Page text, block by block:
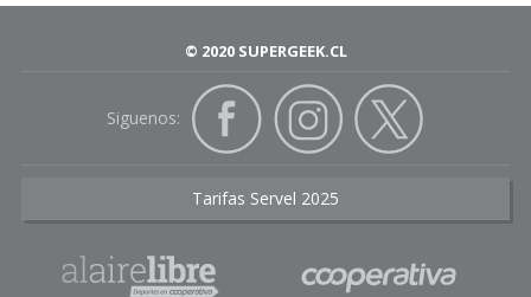
© 2020 SUPERGEEK.CL
Siguenos:
Tarifas Servel 2025